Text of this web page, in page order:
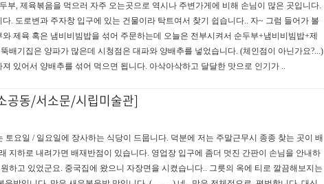
부, 제육볶음을 먹으러 자주 오는곳으로 역시나 주변가게에 비해 손님이 많은 곳입니다.
. 도로변과 주자창 입구에 있는 건물이라 탁트여서 찾기 쉽습니다.. 자~ 그럼 들어가 볼
제육 혹은 냄비비빔밥을 섞어 주문하는데 오늘은 전부시켜서 순두부+냄비비빔밥+제
배기집은 양파가 많은데 시청점은 대파와 양배추를 넣었습니다. (체인점이 아닌가요?...)
있어서 양배추를 섞어 먹으면 됩니다. 아삭아삭하고 달달한 맛으로 인기가 ..
공동/서소문/시립미술관]
요일 / 일요일에 장사하는 식당이 드뭅니다. 덕분에 저는 주말근무시 종종 찾는 곳이 배
지하로 내려가면 배재반점이 있습니다. 영업장 입구에 좀더 멋진 간판이 손님을 안내하
하고 있었군요. 중국집에 왔으니 자장면을 시켰습니다.. 그릇의 옥에 티로 깔끔해보지는